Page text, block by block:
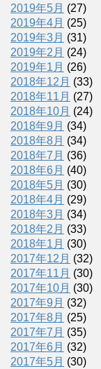
2019年5月 (27)
2019年4月 (25)
2019年3月 (31)
2019年2月 (24)
2019年1月 (26)
2018年12月 (33)
2018年11月 (27)
2018年10月 (24)
2018年9月 (34)
2018年8月 (34)
2018年7月 (36)
2018年6月 (40)
2018年5月 (30)
2018年4月 (29)
2018年3月 (34)
2018年2月 (33)
2018年1月 (30)
2017年12月 (32)
2017年11月 (30)
2017年10月 (30)
2017年9月 (32)
2017年8月 (25)
2017年7月 (35)
2017年6月 (32)
2017年5月 (30)